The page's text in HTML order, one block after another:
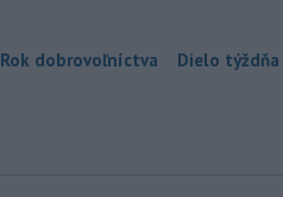
Rok dobrovoľníctva Dielo týždňa